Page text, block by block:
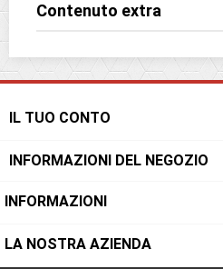
Contenuto extra
IL TUO CONTO
INFORMAZIONI DEL NEGOZIO
INFORMAZIONI
LA NOSTRA AZIENDA